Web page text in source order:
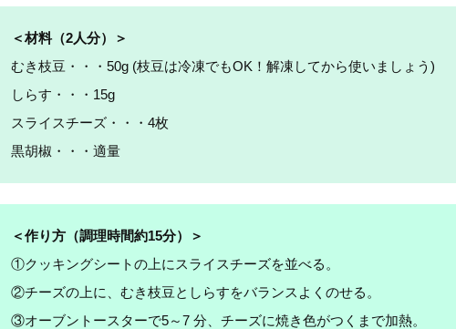
＜材料（2人分）＞
むき枝豆・・・50g (枝豆は冷凍でもOK！解凍してから使いましょう)
しらす・・・15g
スライスチーズ・・・4枚
黒胡椒・・・適量
＜作り方（調理時間約15分）＞
①クッキングシートの上にスライスチーズを並べる。
②チーズの上に、むき枝豆としらすをバランスよくのせる。
③オーブントースターで5～7 分、チーズに焼き色がつくまで加熱。